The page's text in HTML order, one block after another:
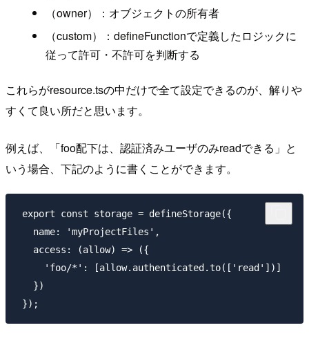
（owner）：オブジェクトの所有者
（custom）：defineFunctionで定義したロジックに
従って許可・不許可を判断する
これらがresource.tsの中だけで全て設定できるのが、解りや
すくて良い所だと思います。
例えば、「foo配下は、認証済みユーザのみreadできる」と
いう場合、下記のように書くことができます。
export const storage = defineStorage({
   name: 'myProjectFiles',
   access: (allow) => ({
     'foo/*': [allow.authenticated.to(['read'])]
   })